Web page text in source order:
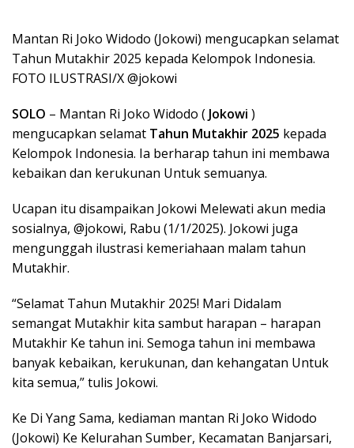
Mantan Ri Joko Widodo (Jokowi) mengucapkan selamat
Tahun Mutakhir 2025 kepada Kelompok Indonesia.
FOTO ILUSTRASI/X @jokowi
SOLO – Mantan Ri Joko Widodo ( Jokowi )
mengucapkan selamat Tahun Mutakhir 2025 kepada
Kelompok Indonesia. Ia berharap tahun ini membawa
kebaikan dan kerukunan Untuk semuanya.
Ucapan itu disampaikan Jokowi Melewati akun media
sosialnya, @jokowi, Rabu (1/1/2025). Jokowi juga
mengunggah ilustrasi kemeriahaan malam tahun
Mutakhir.
“Selamat Tahun Mutakhir 2025! Mari Didalam
semangat Mutakhir kita sambut harapan – harapan
Mutakhir Ke tahun ini. Semoga tahun ini membawa
banyak kebaikan, kerukunan, dan kehangatan Untuk
kita semua,” tulis Jokowi.
Ke Di Yang Sama, kediaman mantan Ri Joko Widodo
(Jokowi) Ke Kelurahan Sumber, Kecamatan Banjarsari,